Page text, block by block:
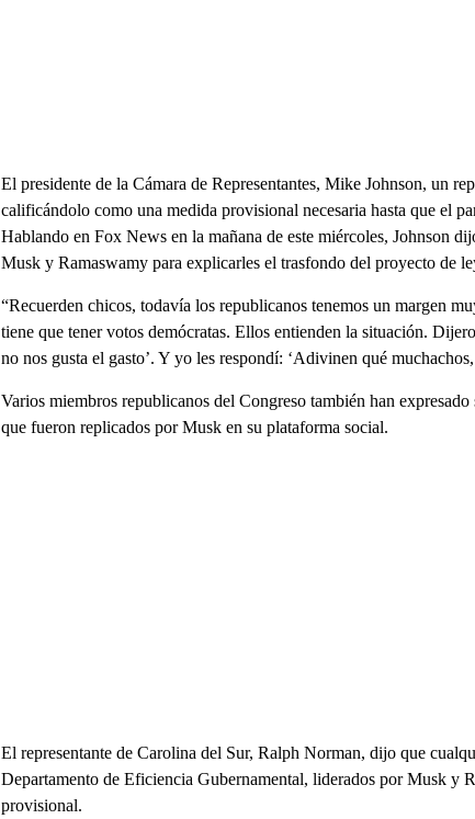
El presidente de la Cámara de Representantes, Mike Johnson, un
calificándolo como una medida provisional necesaria hasta que el
Hablando en Fox News en la mañana de este miércoles, Johnson
Musk y Ramaswamy para explicarles el trasfondo del proyecto de
“Recuerden chicos, todavía los republicanos tenemos un margen
tiene que tener votos demócratas. Ellos entienden la situación.
no nos gusta el gasto’. Y yo les respondí: ‘Adivinen qué
Varios miembros republicanos del Congreso también han
que fueron replicados por Musk en su plataforma social.
El representante de Carolina del Sur, Ralph Norman, dijo que
Departamento de Eficiencia Gubernamental, liderados por Musk y
provisional.